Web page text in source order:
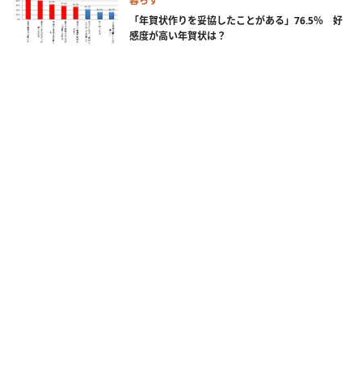
「年賀状作りを妥協したことがある」76.5％ 好
感度が高い年賀状は？